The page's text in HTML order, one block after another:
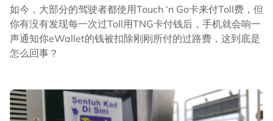
如今，大部分的驾驶者都使用Touch ‘n Go卡来付Toll费，但
你有没有发现每一次过Toll用TNG卡付钱后，手机就会响一
声通知你eWallet的钱被扣除刚刚所付的过路费，这到底是
怎么回事？